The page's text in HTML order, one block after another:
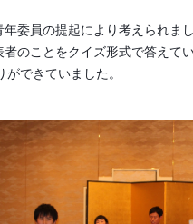
委員の提起により考えられまし
ことをクイズ形式で答えて
ができていました。